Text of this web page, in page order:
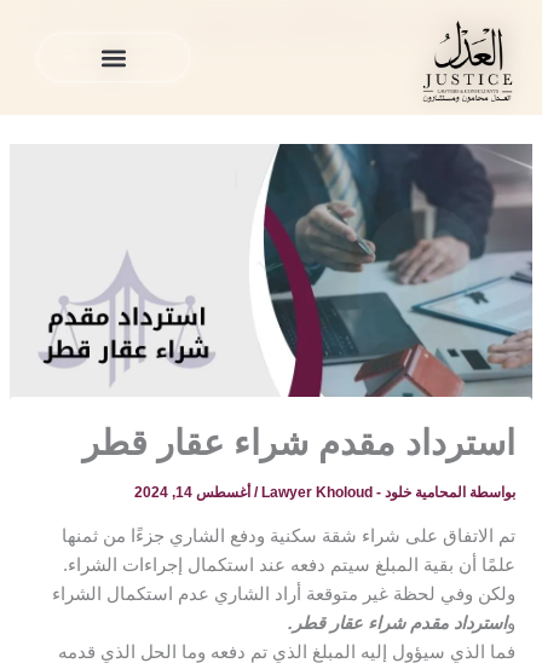
المحتوى
المدونة القانونية
عقار قطر
استرداد مقدم شراء عقار قطر
بواسطة المحامية خلود - Lawyer Kholoud / أغسطس 14, 2024
تم الاتفاق على شراء شقة سكنية ودفع الشاري جزءًا من ثمنها
علمًا أن بقية المبلغ سيتم دفعه عند استكمال إجراءات الشراء.
ولكن وفي لحظة غير متوقعة أراد الشاري عدم استكمال الشراء
واسترداد مقدم شراء عقار قطر.
فما الذي سيؤول إليه المبلغ الذي تم دفعه وما الحل الذي قدمه